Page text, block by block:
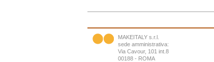
MAKEITALY s.r.l.
sede amministrativa:
Via Cavour, 101 int.8
00188 - ROMA